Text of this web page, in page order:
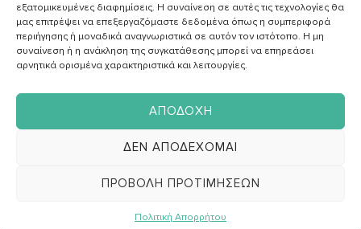
εξατομικευμένες διαφημίσεις. Η συναίνεση σε αυτές τις τεχνολογίες θα
μας επιτρέψει να επεξεργαζόμαστε δεδομένα όπως η συμπεριφορά
περιήγησης ή μοναδικά αναγνωριστικά σε αυτόν τον ιστότοπο. Η μη
συναίνεση ή η ανάκληση της συγκατάθεσης μπορεί να επηρεάσει
αρνητικά ορισμένα χαρακτηριστικά και λειτουργίες.
ΑΠΟΔΟΧΉ
ΔΕΝ ΑΠΟΔΈΧΟΜΑΙ
ΠΡΟΒΟΛΉ ΠΡΟΤΙΜΉΣΕΩΝ
Πολιτική Απορρήτου